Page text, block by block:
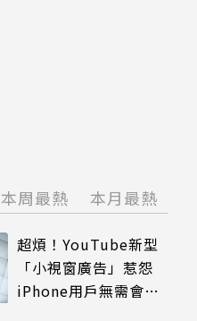
本周最熱 本月最熱
超煩！YouTube新型
「小視窗廣告」惹怨
iPhone用戶無需會員